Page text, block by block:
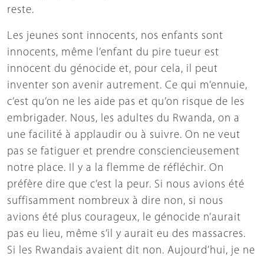
reste.
Les jeunes sont innocents, nos enfants sont
innocents, même l’enfant du pire tueur est
innocent du génocide et, pour cela, il peut
inventer son avenir autrement. Ce qui m’ennuie,
c’est qu’on ne les aide pas et qu’on risque de les
embrigader. Nous, les adultes du Rwanda, on a
une facilité à applaudir ou à suivre. On ne veut
pas se fatiguer et prendre consciencieusement
notre place. Il y a la flemme de réfléchir. On
préfère dire que c’est la peur. Si nous avions été
suffisamment nombreux à dire non, si nous
avions été plus courageux, le génocide n’aurait
pas eu lieu, même s’il y aurait eu des massacres.
Si les Rwandais avaient dit non. Aujourd’hui, je ne